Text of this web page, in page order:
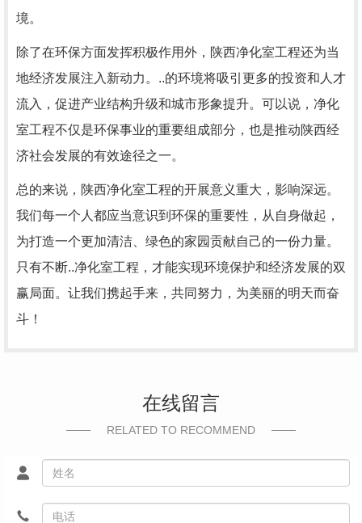
境。
除了在环保方面发挥积极作用外，陕西净化室工程还为当
地经济发展注入新动力。..的环境将吸引更多的投资和人才
流入，促进产业结构升级和城市形象提升。可以说，净化
室工程不仅是环保事业的重要组成部分，也是推动陕西经
济社会发展的有效途径之一。
总的来说，陕西净化室工程的开展意义重大，影响深远。
我们每一个人都应当意识到环保的重要性，从自身做起，
为打造一个更加清洁、绿色的家园贡献自己的一份力量。
只有不断..净化室工程，才能实现环境保护和经济发展的双
赢局面。让我们携起手来，共同努力，为美丽的明天而奋
斗！
在线留言
RELATED TO RECOMMEND